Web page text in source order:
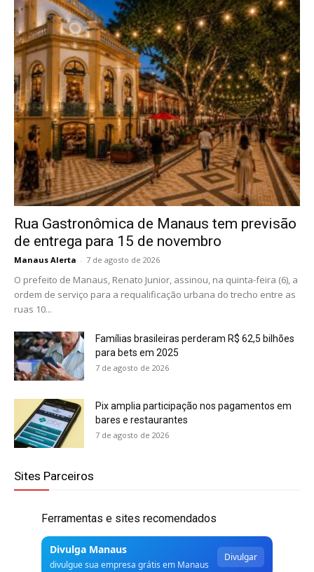
Rua Gastronômica de Manaus tem previsão
de entrega para 15 de novembro
Manaus Alerta - 7 de agosto de 2026
O prefeito de Manaus, Renato Junior, assinou, na quinta-feira (6), a
ordem de serviço para a requalificação urbana do trecho entre as
ruas 10...
Famílias brasileiras perderam R$ 62,5 bilhões
para bets em 2025
7 de agosto de 2026
Pix amplia participação nos pagamentos em
bares e restaurantes
7 de agosto de 2026
Sites Parceiros
Ferramentas e sites recomendados
Divulga Manaus
divulgue sua empresa grátis em Manaus
Divulgar